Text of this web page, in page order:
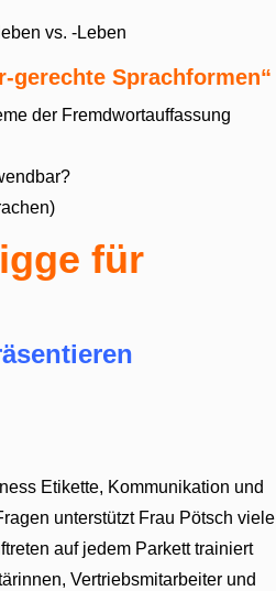
vs. -Leben
Sprachformen“
der Fremdwortauffassung
für
Etikette, Kommunikation und
unterstützt Frau Pötsch viele
auf jedem Parkett trainiert
Vertriebsmitarbeiter und